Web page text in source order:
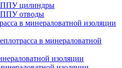
цилиндры
отводы
в минераловатной изоляции
в минераловатной
изоляции